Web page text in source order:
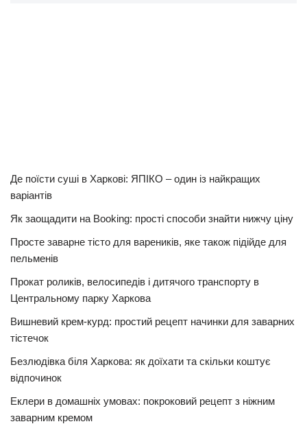
Де поїсти суші в Харкові: ЯПІКО – один із найкращих
варіантів
Як заощадити на Booking: прості способи знайти нижчу ціну
Просте заварне тісто для вареників, яке також підійде для
пельменів
Прокат роликів, велосипедів і дитячого транспорту в
Центральному парку Харкова
Вишневий крем-курд: простий рецепт начинки для заварних
тістечок
Безлюдівка біля Харкова: як доїхати та скільки коштує
відпочинок
Еклери в домашніх умовах: покроковий рецепт з ніжним
заварним кремом